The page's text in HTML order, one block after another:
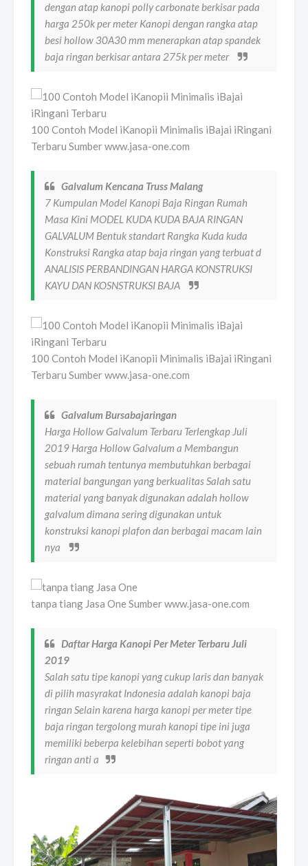
dengan atap kanopi polly carbonate berkisar pada
harga 250k per meter Kanopi dengan rangka atap
besi hollow 30A30 mm menerapkan atap spandek
baja ringan berkisar antara 275k per meter
100 Contoh Model iKanopii Minimalis iBajai iRingani
Terbaru Sumber www.jasa-one.com
Galvalum Kencana Truss Malang
7 Kumpulan Model Kanopi Baja Ringan Rumah
Masa Kini MODEL KUDA KUDA BAJA RINGAN
GALVALUM Bentuk standart Rangka Kuda kuda
Konstruksi Rangka atap baja ringan yang terbuat d
ANALISIS PERBANDINGAN HARGA KONSTRUKSI
KAYU DAN KOSNSTRUKSI BAJA
100 Contoh Model iKanopii Minimalis iBajai iRingani
Terbaru Sumber www.jasa-one.com
Galvalum Bursabajaringan
Harga Hollow Galvalum Terbaru Terlengkap Juli
2019 Harga Hollow Galvalum a Membangun
sebuah rumah tentunya membutuhkan berbagai
material bangungan yang berkualitas Salah satu
material yang banyak digunakan adalah hollow
galvalum dimana sering digunakan untuk
konstruksi kanopi plafon dan berbagai macam lain
nya
tanpa tiang Jasa One Sumber www.jasa-one.com
Daftar Harga Kanopi Per Meter Terbaru Juli
2019
Salah satu tipe kanopi yang cukup laris dan banyak
di pilih masyrakat Indonesia adalah kanopi baja
ringan Selain karena harga kanopi per meter tipe
baja ringan tergolong murah kanopi tipe ini juga
memiliki beberpa kelebihan seperti bobot yang
ringan anti a